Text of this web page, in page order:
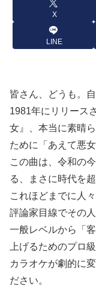
X
LINE
皆さん、どうも。
1981年にリリース
女』、本当に素晴
ために「あえて悪
この曲は、令和の
る、まさに時代を
これほどまでに人
評論家目線でその
一般レベルから「
上げるためのプロ
カラオケが劇的に
ださい。